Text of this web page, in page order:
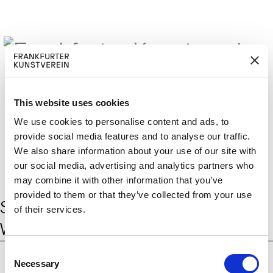
This website uses cookies
We use cookies to personalise content and ads, to
provide social media features and to analyse our traffic.
We also share information about your use of our site with
our social media, advertising and analytics partners who
may combine it with other information that you’ve
provided to them or that they’ve collected from your use
of their services.
Necessary
ITGLIED W
EN
Cerca: DE
Schlagwort:
Wachsfiguren